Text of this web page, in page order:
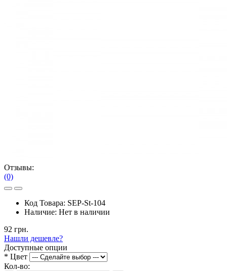
Отзывы:
(0)
Код Товара: SEP-St-104
Наличие: Нет в наличии
92 грн.
Нашли дешевле?
Доступные опции
* Цвет
Кол-во: